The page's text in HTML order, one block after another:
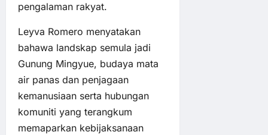
pengalaman rakyat.
Leyva Romero menyatakan
bahawa landskap semula jadi
Gunung Mingyue, budaya mata
air panas dan penjagaan
kemanusiaan serta hubungan
komuniti yang terangkum
memaparkan kebijaksanaan